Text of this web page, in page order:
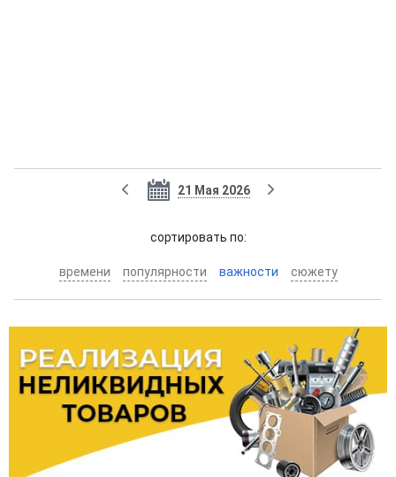
21 Мая 2026
cортировать по:
времени популярности важности сюжету